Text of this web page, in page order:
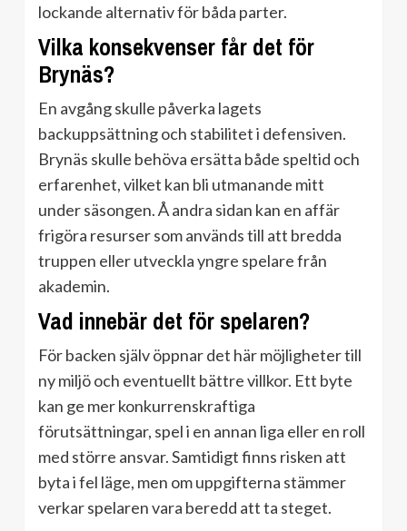
lockande alternativ för båda parter.
Vilka konsekvenser får det för
Brynäs?
En avgång skulle påverka lagets
backuppsättning och stabilitet i defensiven.
Brynäs skulle behöva ersätta både speltid och
erfarenhet, vilket kan bli utmanande mitt
under säsongen. Å andra sidan kan en affär
frigöra resurser som används till att bredda
truppen eller utveckla yngre spelare från
akademin.
Vad innebär det för spelaren?
För backen själv öppnar det här möjligheter till
ny miljö och eventuellt bättre villkor. Ett byte
kan ge mer konkurrenskraftiga
förutsättningar, spel i en annan liga eller en roll
med större ansvar. Samtidigt finns risken att
byta i fel läge, men om uppgifterna stämmer
verkar spelaren vara beredd att ta steget.